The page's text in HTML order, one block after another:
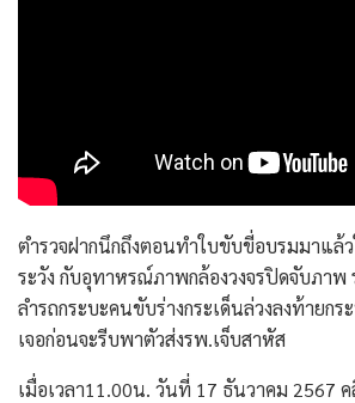
ตำรวจฝากนึกถึงตอนทำใบขับขี่อบรมมาแล้
ระวัง กับอุทาหรณ์ภาพกล้องวงจรปิดจับภาพ
ลำรถกระบะคนขับร่างกระเด็นล่วงลงท้ายกร
เจอก่อนจะรีบพาตัวส่งรพ.เจ็บสาหัส
เมื่อเวลา11.00น. วันที่ 17 ธันวาคม 2567